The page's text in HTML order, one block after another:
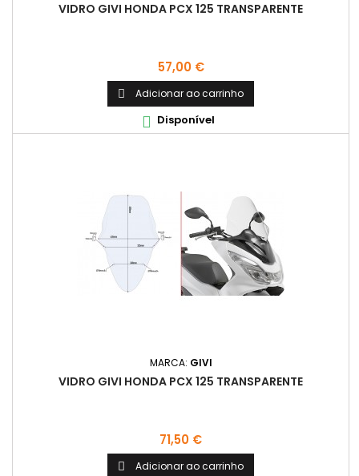
VIDRO GIVI HONDA PCX 125 TRANSPARENTE
Preço
57,00 €
 Adicionar ao carrinho
 Disponível
MARCA: GIVI
VIDRO GIVI HONDA PCX 125 TRANSPARENTE
Preço
71,50 €
 Adicionar ao carrinho